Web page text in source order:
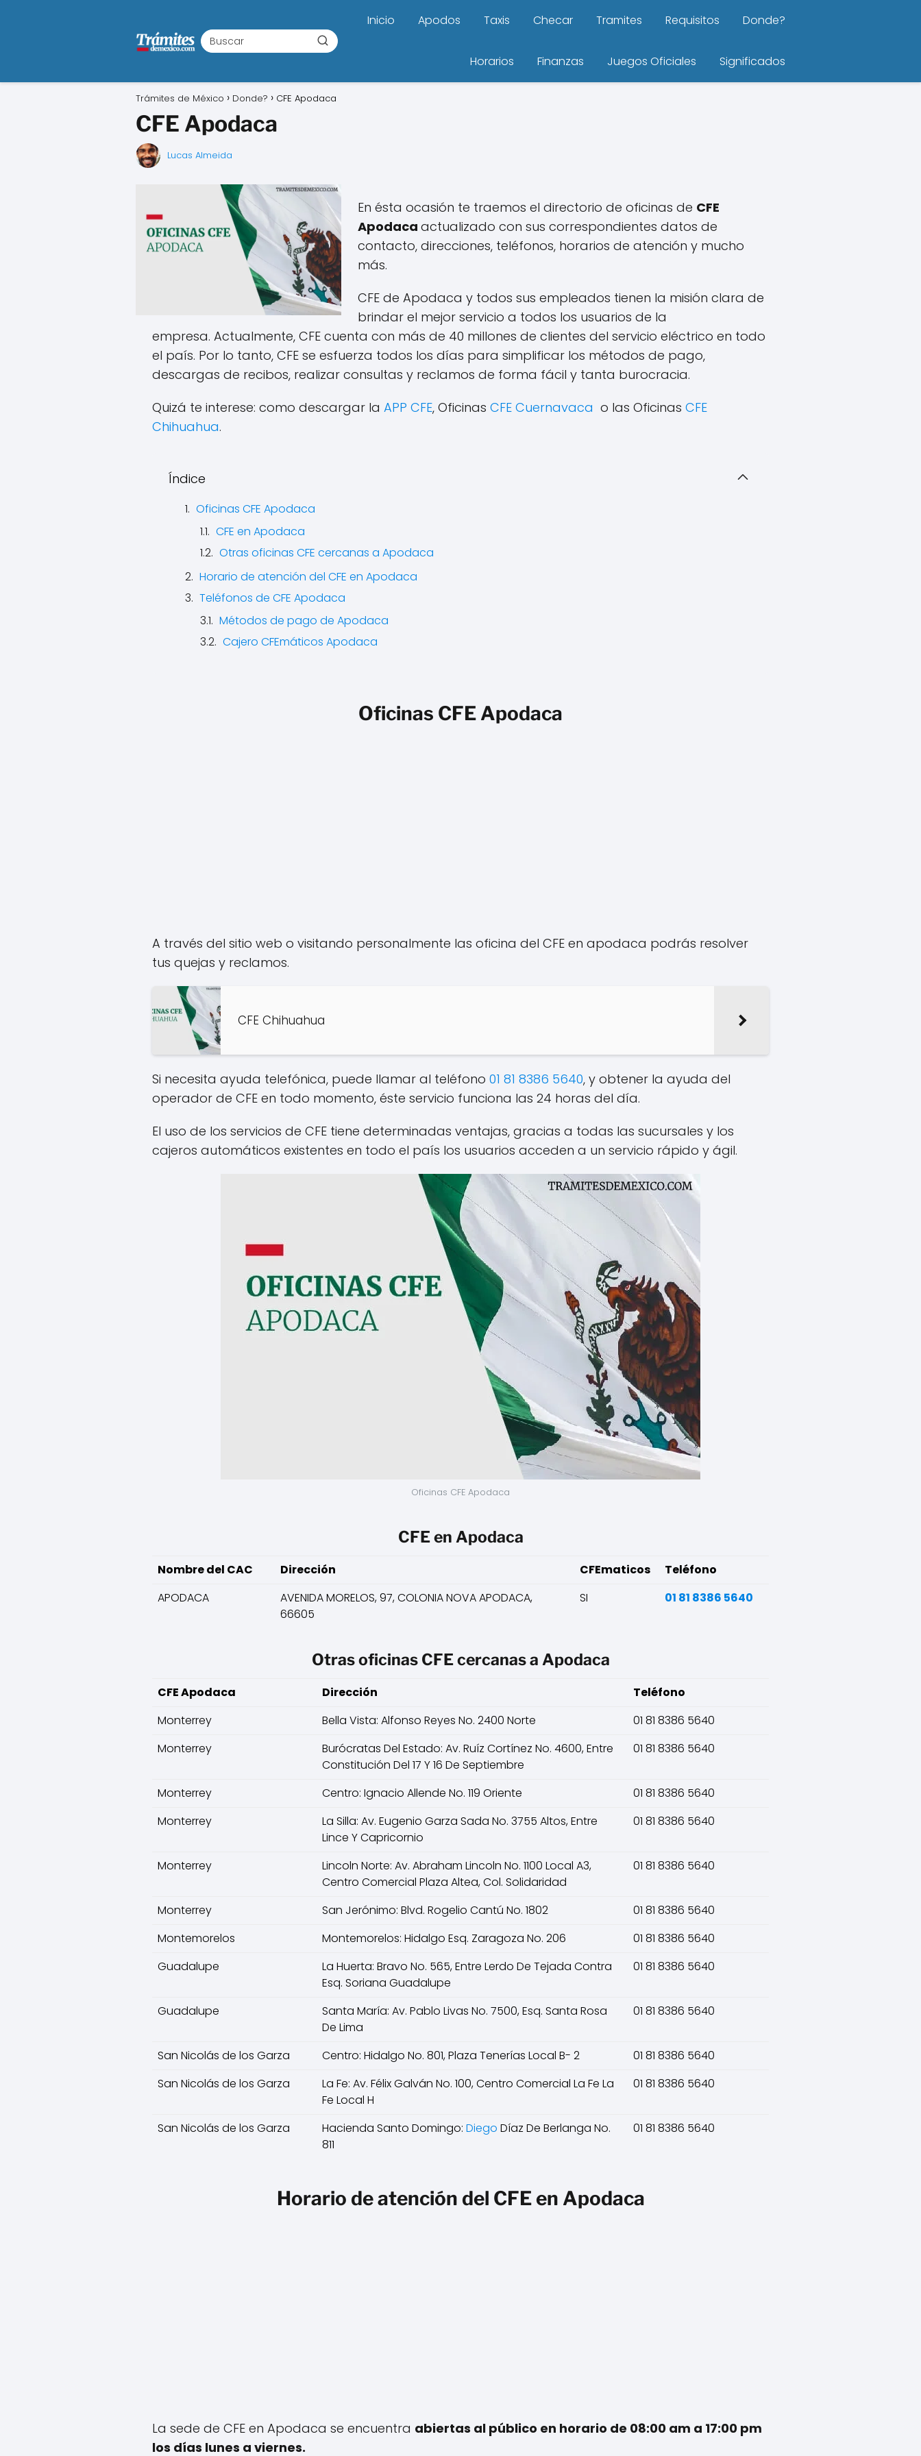
Inicio Apodos Taxis Checar Tramites Requisitos Donde?
Horarios Finanzas Juegos Oficiales Significados
Trámites de México Donde? CFE Apodaca
CFE Apodaca
Lucas Almeida
En ésta ocasión te traemos el directorio de oficinas de CFE
Apodaca actualizado con sus correspondientes datos de
contacto, direcciones, teléfonos, horarios de atención y mucho
más.
CFE de Apodaca y todos sus empleados tienen la misión clara de
brindar el mejor servicio a todos los usuarios de la
empresa. Actualmente, CFE cuenta con más de 40 millones de clientes del servicio eléctrico en todo
el país. Por lo tanto, CFE se esfuerza todos los días para simplificar los métodos de pago,
descargas de recibos, realizar consultas y reclamos de forma fácil y tanta burocracia.
Quizá te interese: como descargar la APP CFE, Oficinas CFE Cuernavaca o las Oficinas CFE
Chihuahua.
Índice
Oficinas CFE Apodaca
CFE en Apodaca
Otras oficinas CFE cercanas a Apodaca
Horario de atención del CFE en Apodaca
Teléfonos de CFE Apodaca
Métodos de pago de Apodaca
Cajero CFEmáticos Apodaca
Oficinas CFE Apodaca
A través del sitio web o visitando personalmente las oficina del CFE en apodaca podrás resolver
tus quejas y reclamos.
CFE Chihuahua
Si necesita ayuda telefónica, puede llamar al teléfono 01 81 8386 5640, y obtener la ayuda del
operador de CFE en todo momento, éste servicio funciona las 24 horas del día.
El uso de los servicios de CFE tiene determinadas ventajas, gracias a todas las sucursales y los
cajeros automáticos existentes en todo el país los usuarios acceden a un servicio rápido y ágil.
Oficinas CFE Apodaca
CFE en Apodaca
Nombre del CAC Dirección CFEmaticos
Teléfono
APODACA
AVENIDA MORELOS, 97, COLONIA NOVA APODACA,
66605
SI 01 81 8386 5640
Otras oficinas CFE cercanas a Apodaca
CFE Apodaca Dirección
Teléfono
Monterrey
Bella Vista: Alfonso Reyes No. 2400 Norte
01 81 8386 5640
Monterrey
Burócratas Del Estado: Av. Ruíz Cortínez No. 4600, Entre
Constitución Del 17 Y 16 De Septiembre
01 81 8386 5640
Monterrey Centro: Ignacio Allende No. 119 Oriente
01 81 8386 5640
Monterrey
La Silla: Av. Eugenio Garza Sada No. 3755 Altos, Entre
Lince Y Capricornio
01 81 8386 5640
Monterrey
Lincoln Norte: Av. Abraham Lincoln No. 1100 Local A3,
Centro Comercial Plaza Altea, Col. Solidaridad
01 81 8386 5640
Monterrey San Jerónimo: Blvd. Rogelio Cantú No. 1802
01 81 8386 5640
Montemorelos
Montemorelos: Hidalgo Esq. Zaragoza No. 206
01 81 8386 5640
Guadalupe
La Huerta: Bravo No. 565, Entre Lerdo De Tejada Contra
Esq. Soriana Guadalupe
01 81 8386 5640
Guadalupe
Santa María: Av. Pablo Livas No. 7500, Esq. Santa Rosa
De Lima
01 81 8386 5640
San Nicolás de los Garza Centro: Hidalgo No. 801, Plaza Tenerías Local B- 2
01 81 8386 5640
San Nicolás de los Garza
La Fe: Av. Félix Galván No. 100, Centro Comercial La Fe La
Fe Local H
01 81 8386 5640
San Nicolás de los Garza Hacienda Santo Domingo: Diego Díaz De Berlanga No.
811
01 81 8386 5640
Horario de atención del CFE en Apodaca
La sede de CFE en Apodaca se encuentra abiertas al público en horario de 08:00 am a 17:00 pm
los días lunes a viernes.